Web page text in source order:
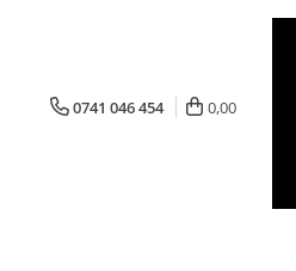
0741 046 454 0,00